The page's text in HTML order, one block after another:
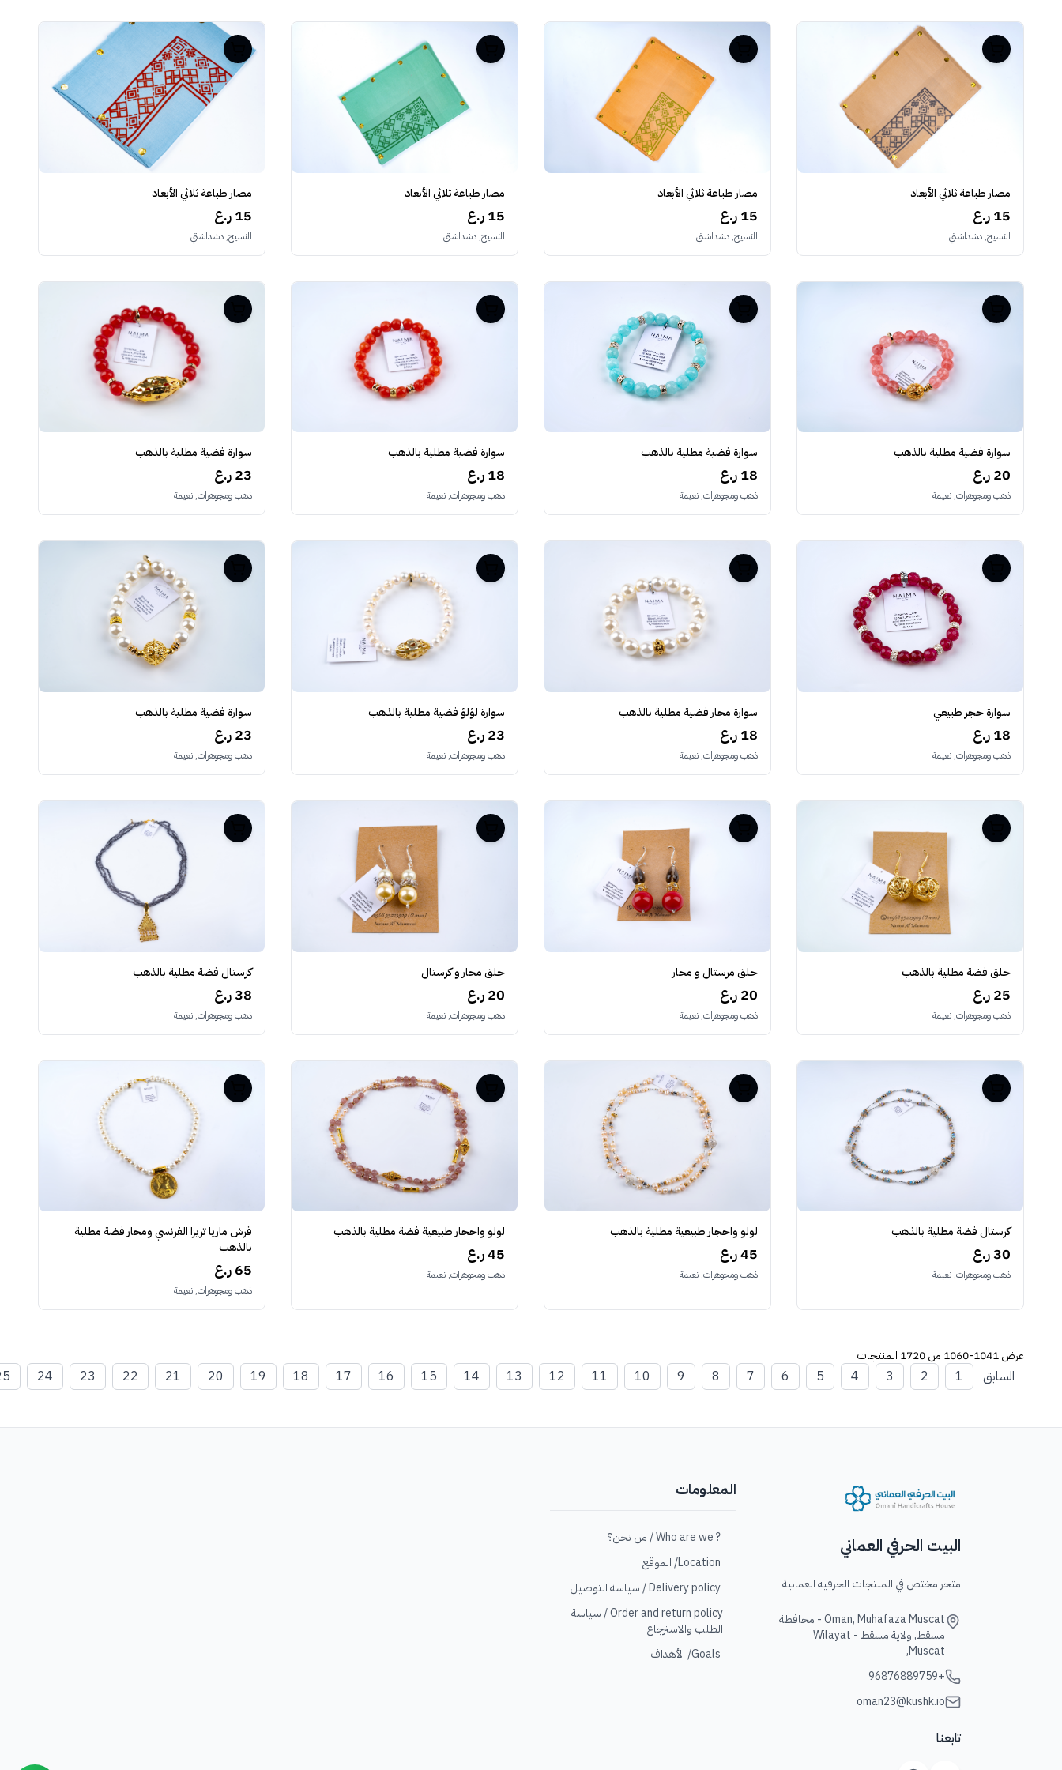
مصار طباعة ثلاثي الأبعاد
15 ر.ع
النسيج, دشداشتي
مصار طباعة ثلاثي الأبعاد
15 ر.ع
النسيج, دشداشتي
مصار طباعة ثلاثي الأبعاد
15 ر.ع
النسيج, دشداشتي
مصار طباعة ثلاثي الأبعاد
15 ر.ع
النسيج, دشداشتي
سوارة فضية مطلية بالذهب
20 ر.ع
ذهب ومجوهرات, نعيمة
سوارة فضية مطلية بالذهب
18 ر.ع
ذهب ومجوهرات, نعيمة
سوارة فضية مطلية بالذهب
18 ر.ع
ذهب ومجوهرات, نعيمة
سوارة فضية مطلية بالذهب
23 ر.ع
ذهب ومجوهرات, نعيمة
سوارة حجر طبيعي
18 ر.ع
ذهب ومجوهرات, نعيمة
سوارة محار فضية مطلية بالذهب
18 ر.ع
ذهب ومجوهرات, نعيمة
سوارة لؤلؤ فضية مطلية بالذهب
23 ر.ع
ذهب ومجوهرات, نعيمة
سوارة فضية مطلية بالذهب
23 ر.ع
ذهب ومجوهرات, نعيمة
حلق فضة مطلية بالذهب
25 ر.ع
ذهب ومجوهرات, نعيمة
حلق مرستال و محار
20 ر.ع
ذهب ومجوهرات, نعيمة
حلق محار و كرستال
20 ر.ع
ذهب ومجوهرات, نعيمة
كرستال فضة مطلية بالذهب
38 ر.ع
ذهب ومجوهرات, نعيمة
كرستال فضة مطلية بالذهب
30 ر.ع
ذهب ومجوهرات, نعيمة
لولو واحجار طبيعية مطلية بالذهب
45 ر.ع
ذهب ومجوهرات, نعيمة
لولو واحجار طبيعية فضة مطلية بالذهب
45 ر.ع
ذهب ومجوهرات, نعيمة
قرش ماريا تريزا الفرنسي ومحار فضة مطلية
بالذهب
65 ر.ع
ذهب ومجوهرات, نعيمة
عرض1041-1060 من 1720 المنتجات
السابق 1
2
3
4
5
6
7
8
9
10
11
12
13
14
15
16
17
18
19
20
21
22
23
24
البيت الحرفي العماني
متجر مختص في المنتجات الحرفيه العمانية
Oman, Muhafaza Muscat - محافظة
مسقط, ولاية مسقط - Wilayat
Muscat,
+96876889759
oman23@kushk.io
تابعنا
المعلومات
? Who are we / من نحن؟
Location/ الموقع
Delivery policy / سياسة التوصيل
Order and return policy / سياسة
الطلب والاسترجاع
Goals/ الأهداف